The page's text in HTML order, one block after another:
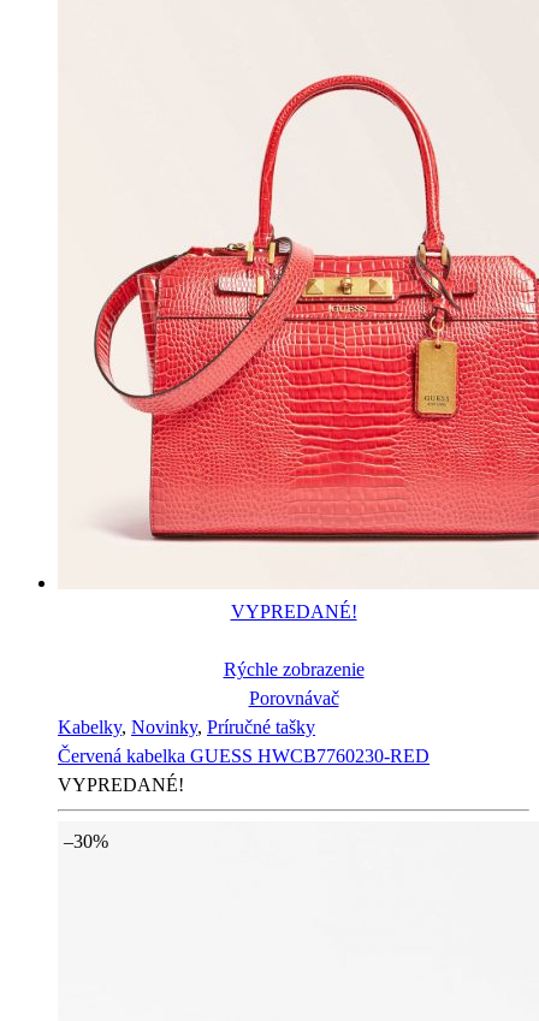
VYPREDANÉ!
Rýchle zobrazenie
Porovnávač
Kabelky, Novinky, Príručné tašky
Červená kabelka GUESS HWCB7760230-RED
VYPREDANÉ!
–30%